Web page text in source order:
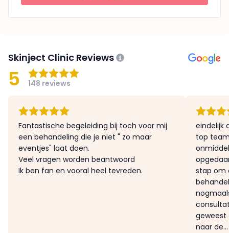
Skinject Clinic Reviews
5 148 reviews
Fantastische begeleiding bij toch voor mij
een behandeling die je niet " zo maar
eventjes" laat doen.
Veel vragen worden beantwoord
Ik ben fan en vooral heel tevreden.
eindelijk
top
stap om
geweest
naar